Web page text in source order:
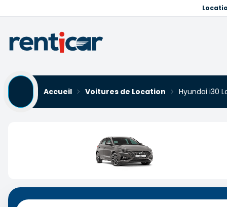
Accueil
Voitures de Location Hyundai i30